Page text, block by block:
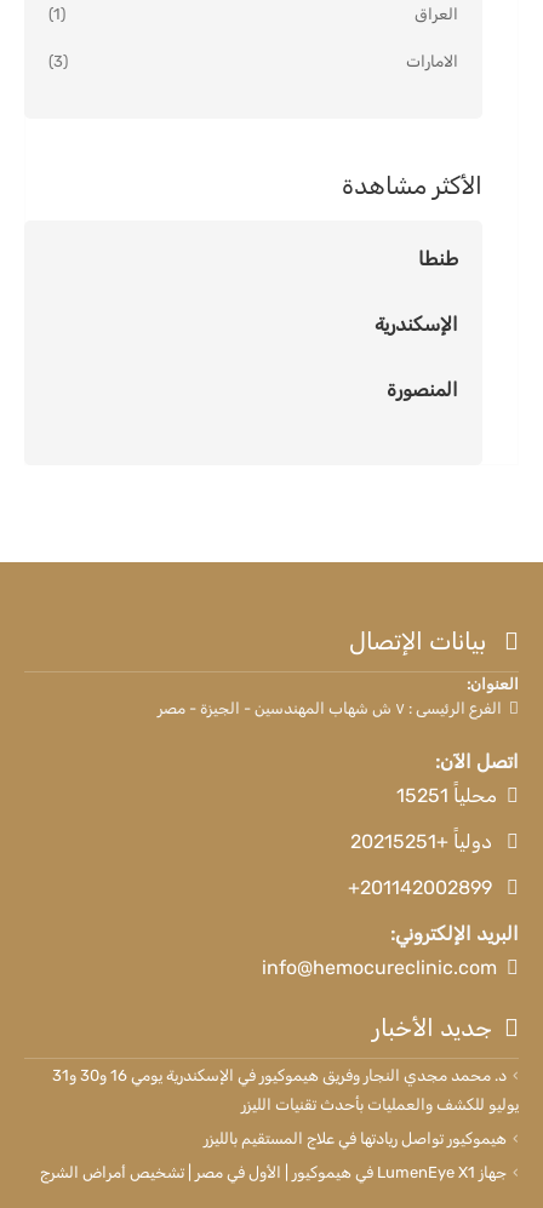
العراق (1)
الامارات (3)
الأكثر مشاهدة
طنطا
الإسكندرية
المنصورة
بيانات الإتصال
العنوان:
الفرع الرئيسى : ٧ ش شهاب المهندسين - الجيزة - مصر
اتصل الآن:
محلياً 15251
دولياً +20215251
+201142002899
البريد الإلكتروني:
info@hemocureclinic.com
جديد الأخبار
د. محمد مجدي النجار وفريق هيموكيور في الإسكندرية يومي 16 و30 و31
يوليو للكشف والعمليات بأحدث تقنيات الليزر
هيموكيور تواصل ريادتها في علاج المستقيم بالليزر
جهاز LumenEye X1 في هيموكيور | الأول في مصر | تشخيص أمراض الشرج